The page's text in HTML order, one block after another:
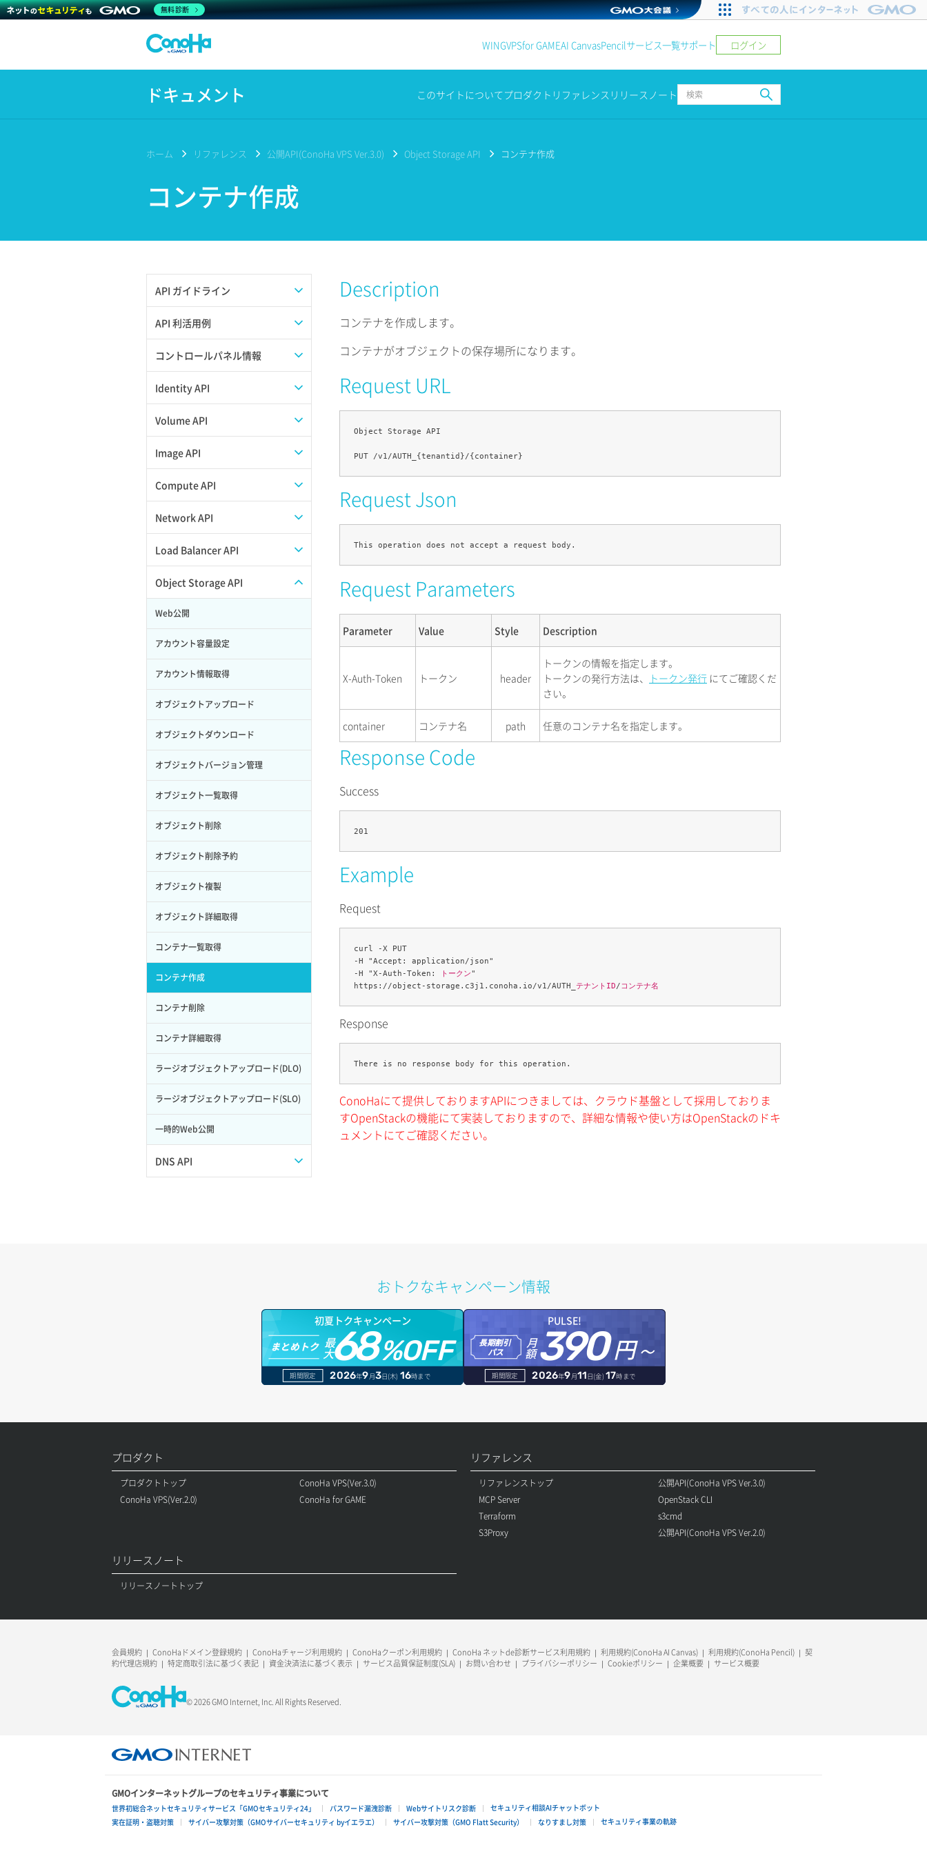
WINGVPSfor GAMEAI CanvasPencilサービス一覧サポート ログイン
ドキュメント このサイトについてプロダクト リファレンス リリースノート
ホーム リファレンス 公開API(ConoHa VPS Ver.3.0) Object Storage API コンテナ作成
コンテナ作成
API ガイドライン
APIのご利用について
API 利活用例
APIでAPIサブユーザーを作成する
APIでVPSにISOイメージを挿入する
APIでVPSを作成する
コントロールパネル情報
APIユーザーを作成する
API情報を確認する
Identity API
Credential一覧取得
Credential作成
Credential削除
サブユーザーにロールを紐づけ
サブユーザー一覧取得
サブユーザー作成
サブユーザー削除
サブユーザー更新
サブユーザー詳細取得
トークン発行
パーミッション一覧取得
ロールからパーミッションを紐づけ解
除
ロールにパーミッションを紐づけ
ロール一覧取得
ロール作成
ロール削除
ロール更新
ロール詳細取得
Volume API
スナップショット一覧取得
スナップショット作成
スナップショット削除
スナップショット詳細取得（アイテム
指定）
バックアップリストア
バックアップ一覧取得
バックアップ詳細一覧取得
バックアップ詳細取得
ボリュームイメージ保存
ボリュームタイプ一覧取得
ボリュームタイプ詳細取得
ボリューム一覧取得
ボリューム作成
ボリューム削除
ボリューム更新
ボリューム詳細一覧取得
ボリューム詳細取得
自動バックアップ有効化
自動バックアップ無効化
Image API
ISOイメージアップロード
ISOイメージ作成
イメージ一覧取得
Compute API
ISOイメージ挿入/排出
SSHキーペア一覧取得
SSHキーペア作成
SSHキーペア削除
SSHキーペア詳細取得
アタッチ済みポート一覧取得
アタッチ済みポート詳細取得
アタッチ済みボリューム一覧
アタッチ済みボリューム詳細取得
コンソールURL発行
サーバーに紐づくアドレス取得
サーバーに紐づくアドレス取得（ネッ
トワーク指定）
サーバーに紐づくセキュリティグルー
プ取得
サーバープラン一覧取得
サーバープラン変更
サーバープラン詳細一覧取得
サーバープラン詳細取得
サーバーメタデータ取得
サーバーメタデータ更新（ネームタグ
変更）
サーバー一覧取得
サーバー作成
サーバー操作（起動/停止/再起動/強制
サーバー詳細取得
ポートアタッチ
ボリュームアタッチ
Network API
QoSポリシー一覧取得
QoSポリシー詳細取得
サブネット一覧取得
サブネット作成（ローカルネットワー
ーク用）
ネットワーク削除（ローカルネットワ
ーク用）
ネットワーク詳細取得
ポート一覧取得
Load Balancer API
プール一覧取得
プール作成
プール削除
プール更新
プール詳細取得
ヘルスモニタ一覧取得
ヘルスモニタ作成
ヘルスモニタ削除
ヘルスモニタ更新
ヘルスモニタ詳細取得
メンバー一覧
メンバー削除
メンバー更新
メンバー詳細取得
メンバー追加
リスナー一覧取得
リスナー作成
リスナー削除
リスナー更新
リスナー詳細取得
Object Storage API
Web公開
アカウント容量設定
アカウント情報取得
オブジェクトアップロード
オブジェクトダウンロード
オブジェクトバージョン管理
オブジェクト一覧取得
オブジェクト削除
オブジェクト削除予約
オブジェクト複製
オブジェクト詳細取得
コンテナ一覧取得
コンテナ作成
コンテナ削除
コンテナ詳細取得
ラージオブジェクトアップロード(DLO)
ラージオブジェクトアップロード(SLO)
一時的Web公開
DNS API
レコード詳細取得
Description
コンテナを作成します。
コンテナがオブジェクトの保存場所になります。
Request URL
Object Storage API
Request Json
Request Parameters
Parameter Value Style Description
X-Auth-Token トークン header
トークンの情報を指定します。
トークンの発行方法は、
トークン発行 にてご確認くだ
さい。
container コンテナ名 path 任意のコンテナ名を指定します。
Response Code
Success
Example
Request
curl -X PUT
-H "Accept: application/json"
-H "X-Auth-Token:
トークン"
https://object-storage.c3j1.conoha.io/v1/AUTH_ テナントID/コンテナ名
Response
ConoHaにて提供しておりますAPIにつきましては、クラウド基盤として採用しておりま
すOpenStackの機能にて実装しておりますので、詳細な情報や使い方はOpenStackのドキ
ュメントにてご確認ください。
おトクなキャンペーン情報
初夏トクキャンペーン
まとめトク 最
大68%OFF
期間限定 2026年9月3日(木) 16時まで
PULSE!
長期割引
パス
月
額390円～
期間限定 2026年9月11日(金) 17時まで
プロダクト
プロダクトトップ
ConoHa VPS(Ver.3.0)
ConoHa VPS(Ver.2.0)
ConoHa for GAME
リファレンス
リファレンストップ
公開API(ConoHa VPS Ver.3.0)
MCP Server
OpenStack CLI
Terraform
s3cmd
S3Proxy
公開API(ConoHa VPS Ver.2.0)
リリースノート
リリースノートトップ
会員規約 ConoHaドメイン登録規約 ConoHaチャージ利用規約 ConoHaクーポン利用規約 ConoHa ネットde診断サービス利用規約 利用規約(ConoHa AI Canvas) 利用規約(ConoHa Pencil)
契
約代理店規約
特定商取引法に基づく表記 資金決済法に基づく表示 サービス品質保証制度(SLA) お問い合わせ プライバシーポリシー Cookieポリシー 企業概要 サービス概要
© 2026 GMO Internet, Inc. All Rights Reserved.
GMOインターネットグループのセキュリティ事業について
世界初総合ネットセキュリティサービス「GMOセキュリティ24」 パスワード漏洩診断 Webサイトリスク診断
セキュリティ相談AIチャットボット
実在証明・盗聴対策
サイバー攻撃対策（GMOサイバーセキュリティ byイエラエ） サイバー攻撃対策（GMO Flatt Security） なりすまし対策 セキュリティ事業の軌跡
無料診断